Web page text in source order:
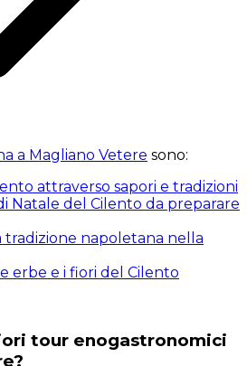
a Magliano Vetere sono:
attraverso sapori e tradizioni
Natale del Cilento da preparare
tradizione napoletana nella
erbe e i fiori del Cilento
tour enogastronomici